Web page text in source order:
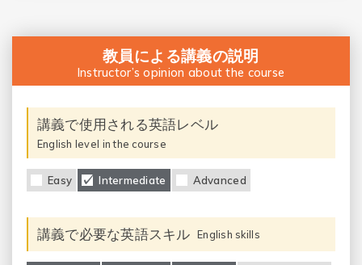
教員による講義の説明
Instructor’s opinion about the course
講義で使用される英語レベル
English level in the course
Easy Intermediate Advanced
講義で必要な英語スキル English skills